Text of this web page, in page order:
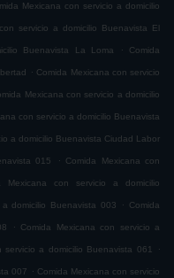
Mexicana con servicio a domicilio
servicio a domicilio Buenavista El
Buenavista La Loma . Comida
. Comida Mexicana con servicio
Mexicana con servicio a domicilio
con servicio a domicilio Buenavista
a domicilio Buenavista Ciudad Labor
015 . Comida Mexicana con
Mexicana con servicio a domicilio
domicilio Buenavista 003 . Comida
. Comida Mexicana con servicio a
servicio a domicilio Buenavista 061 .
007 . Comida Mexicana con servicio